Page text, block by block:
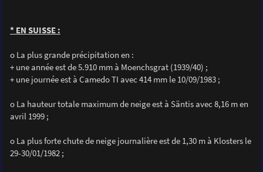
* EN SUISSE :
o La plus grande précipitation en :
+ une année est de 5.910 mm à Moenchsgrat (1939/40) ;
+ une journée est à Camedo TI avec 414 mm le 10/09/1983 ;
o La hauteur totale maximum de neige est à Säntis avec 8,16 m en
avril 1999 ;
o La plus forte chute de neige journalière est de 1,30 m à Klosters le
29-30/01/1982 ;